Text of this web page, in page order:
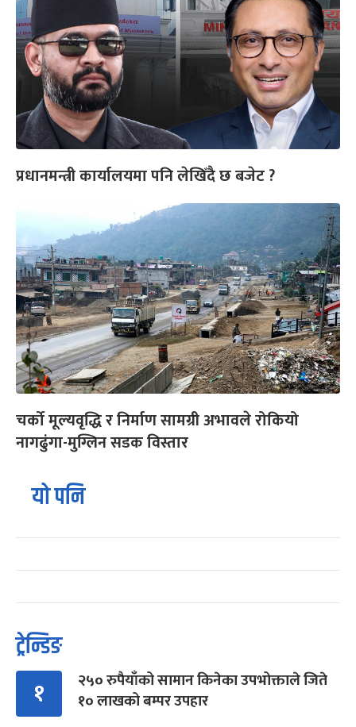
प्रधानमन्त्री कार्यालयमा पनि लेखिँदै छ बजेट ?
चर्को मूल्यवृद्धि र निर्माण सामग्री अभावले रोकियो
नागढुंगा-मुग्लिन सडक विस्तार
यो पनि
ट्रेन्डिङ
१
२५० रुपैयाँको सामान किनेका उपभोक्ताले जिते
१० लाखको बम्पर उपहार